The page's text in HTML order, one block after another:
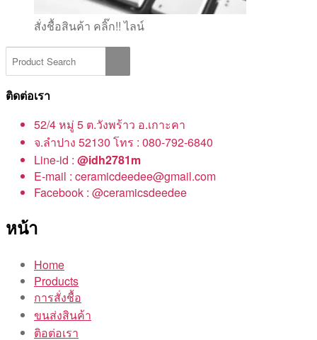
สั่งชื้อสินค้า คลิ๊ก!! ไลน์
ติดต่อเรา
52/4 หมู่ 5 ต.วังพร้าว อ.เกาะคา
จ.ลำปาง 52130 โทร : 080-792-6840
Line-id : @idh2781m
E-mail : ceramicdeedee@gmail.com
Facebook : @ceramicsdeedee
หน้า
Home
Products
การสั่งชื้อ
ขนส่งสินค้า
ติอต่อเรา